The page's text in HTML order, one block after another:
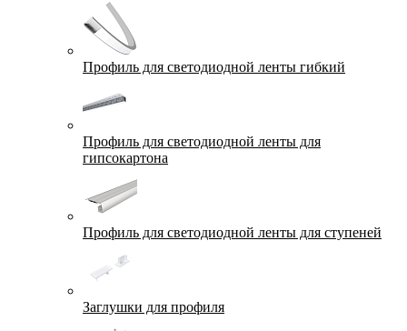
Профиль для светодиодной ленты гибкий
Профиль для светодиодной ленты для
гипсокартона
Профиль для светодиодной ленты для ступеней
Заглушки для профиля